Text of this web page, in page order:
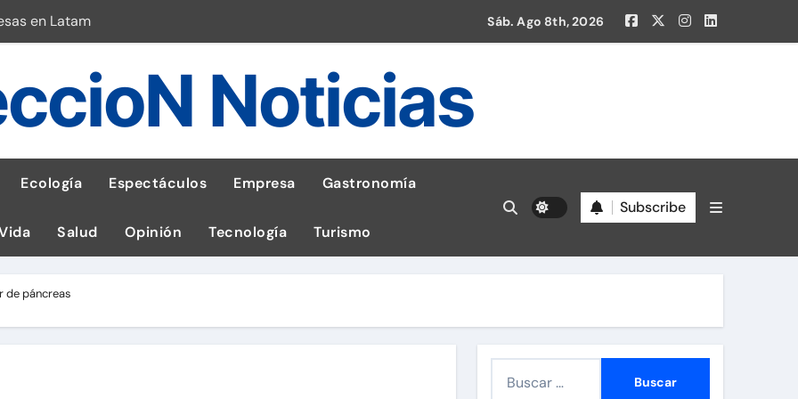
en Latam
de hígado
de GEI en sus operaciones
de celular según OSIPTEL
¡Descarga la app de Meridianbet y gana una jugada gratis en la Liga 1!
Sáb. Ago 8th, 2026
Noticias
Ecología Espectáculos Empresa Gastronomía
Salud Opinión Tecnología Turismo
Subscribe
de páncreas